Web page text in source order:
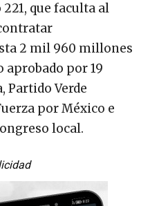
que faculta al
2 mil 960 millones
aprobado por 19
Partido Verde
por México e
local.